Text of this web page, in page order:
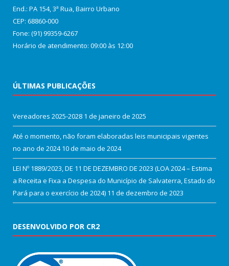
End.: PA 154, 3ª Rua, Bairro Urbano
CEP: 68860‑000
Fone: (91) 99359-6267
Horário de atendimento: 09:00 às 12:00
ÚLTIMAS PUBLICAÇÕES
Vereadores 2025-2028 1 de janeiro de 2025
Até o momento, não foram elaboradas leis municipais vigentes
no ano de 2024 10 de maio de 2024
LEI Nº 1889/2023, DE 11 DE DEZEMBRO DE 2023 (LOA 2024 – Estima
a Receita e Fixa a Despesa do Município de Salvaterra, Estado do
Pará para o exercício de 2024) 11 de dezembro de 2023
DESENVOLVIDO POR CR2